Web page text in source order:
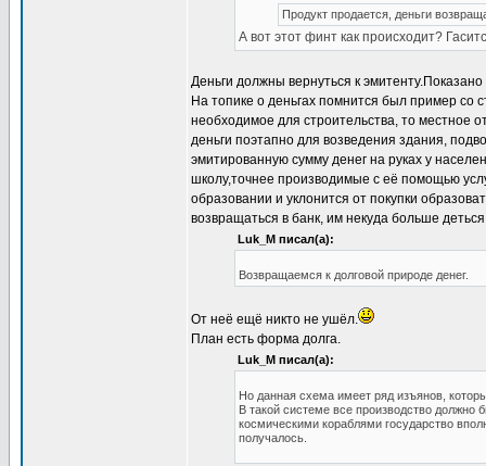
Продукт продается, деньги
А вот этот финт как происходит?
Деньги должны вернуться к
На топике о деньгах помнится был пример со
необходимое для строительства, то местное
деньги поэтапно для возведения здания,
эмитированную сумму денег на руках у
школу,точнее производимые с её помощью
образовании и уклонится от покупки
возвращаться в банк, им некуда больше
Luk_M писал(а):
Возвращаемся к долговой природе денег.
От неё ещё никто не ушёл.
План есть форма долга.
Luk_M писал(а):
Но данная схема имеет ряд изъянов,
В такой системе все производство должно
космическими кораблями государство
получалось.